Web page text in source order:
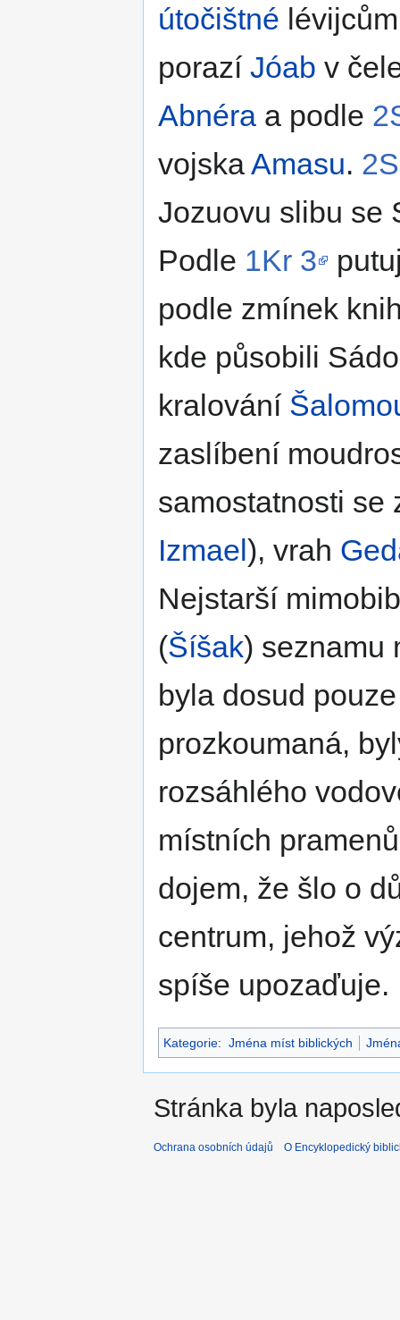
útočištné
porazí Jóab v
Abnéra a podle
vojskaAmasu.
Jozuovu slibu se
Podle 1Kr 3
podle zmínek
kde působili
kralování
zaslíbení
samostatnosti se
Izmael), vrah
Nejstarší
(Šíšak) seznamu
byla dosud
prozkoumaná,
rozsáhlého
místních
dojem, že šlo o
centrum, jehož
spíše upozaďuje.
Kategorie: Jména míst biblických
Stránka byla
Ochrana osobních údajů O Encyklopedický